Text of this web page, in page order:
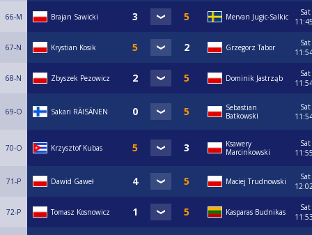
66-M Brajan Sawicki Mervan Jugic-Salkic
Sat
67-N Krystian Kosik Grzegorz Tabor
Sat
68-N Zbyszek Pezowicz Dominik Jastrząb
Sat
69-O Sakari RÄISÄNEN
Sebastian
Batkowski
Sat
70-O Krzysztof Kubas
Ksawery
Marcinkowski
Sat
71-P Dawid Gaweł Maciej Trudnowski
Sat
72-P Tomasz Kosnowicz Kasparas Budnikas
Sat